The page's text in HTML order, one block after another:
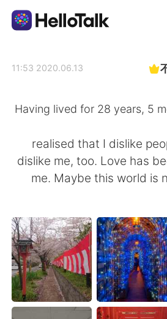
English 简体中文
繁體中文 Español
Français Deutsch
日本語 한국어
Русский ไทย
2020.06.13 11:53
Having lived for 28 years, 5
realised that I dislike
dislike me, too. Love has
me. Maybe this world is